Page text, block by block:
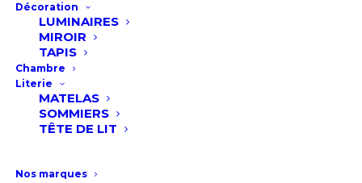
Décoration
LUMINAIRES
MIROIR
TAPIS
Chambre
Literie
MATELAS
SOMMIERS
TÊTE DE LIT
Nos marques
LA FABRICATION
chez fabriquant en France, au sein de leurs